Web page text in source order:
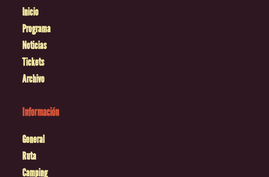
Inicio
Programa
Noticias
Tickets
Archivo
Información
General
Ruta
Camping